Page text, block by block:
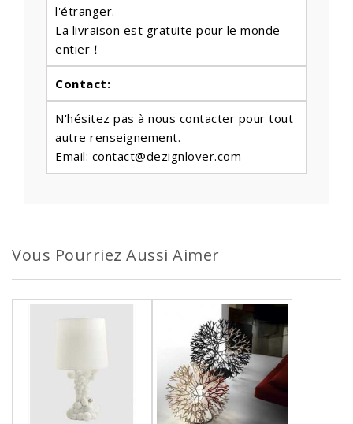
l'étranger.
La livraison est gratuite pour le monde
entier！
Contact:
N'hésitez pas à nous contacter pour tout
autre renseignement.
Email: contact@dezignlover.com
Vous Pourriez Aussi Aimer